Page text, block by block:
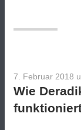
7. Februar 2018
Wie